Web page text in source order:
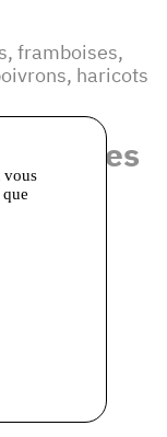
framboises,
haricots
vous